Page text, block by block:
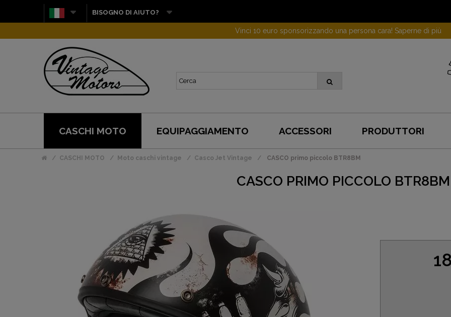
BISOGNO DI AIUTO?
Vinci 10 euro sponsorizzando una persona cara! Saperne di più
CASCHI MOTO EQUIPAGGIAMENTO ACCESSORI PRODUTTORI
CASCHI MOTO Moto caschi vintage Casco Jet Vintage CASCO primo piccolo BTR8BM
CASCO PRIMO PICCOLO BTR8BM